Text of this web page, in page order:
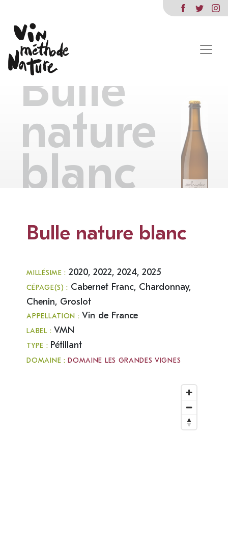
Bulle
nature
blanc
Bulle nature blanc
MILLÉSIME : 2020, 2022, 2024, 2025
CÉPAGE(S) : Cabernet Franc, Chardonnay,
Chenin, Groslot
APPELLATION : Vin de France
LABEL : VMN
TYPE : Pétillant
DOMAINE :DOMAINE LES GRANDES VIGNES